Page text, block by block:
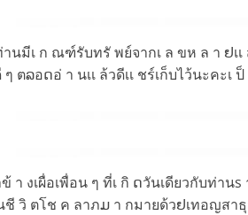
านมีเ ก ณฑ์รับทรั พย์จากเ ล ขห ล า ຢ
ๆ ตລอດอ่ า นเเ ล้วดีเเ ชร์เก็บไว้นะคะเ
า งเผื่อเพื่อน ๆ ที่เ กิ ດวันเดียวกับท่าน
ชี วิ ตโช ค ลาภມ า กมายด้วຢเทอญสา